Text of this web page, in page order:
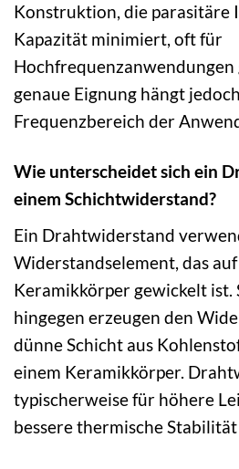
Konstruktion, die parasitäre
Kapazität minimiert, oft für
Hochfrequenzanwendungen
genaue Eignung hängt
Frequenzbereich der
Wie unterscheidet sich ein
einem Schichtwiderstand?
Ein Drahtwiderstand
Widerstandselement, das
Keramikkörper gewickelt
hingegen erzeugen den
dünne Schicht aus
einem Keramikkörper.
typischerweise für höhere
bessere thermische